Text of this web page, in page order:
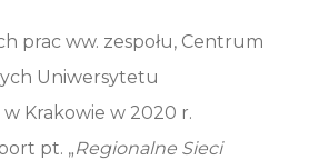
prac ww. zespołu, Centrum
Uniwersytetu
Krakowie w 2020 r.
pt. „Regionalne Sieci